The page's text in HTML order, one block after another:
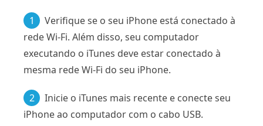
1
Verifique se o seu iPhone está conectado à
rede Wi-Fi. Além disso, seu computador
executando o iTunes deve estar conectado à
mesma rede Wi-Fi do seu iPhone.
2
Inicie o iTunes mais recente e conecte seu
iPhone ao computador com o cabo USB.